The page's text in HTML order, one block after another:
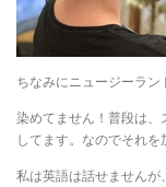
ちなみにニュージーラン
染めてません！普段は
してます。なのでそれ
私は英語は話せません